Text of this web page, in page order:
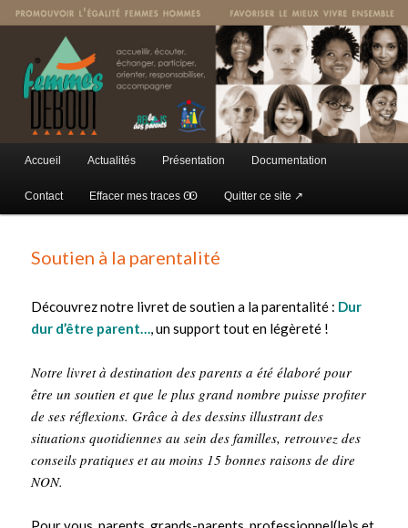
Femmes Debout
Promouvoir l'égalité Femmes-Hommes, favoriser le mieux vivre-ensemble
Menu principal
Aller au contenu principal
Aller au contenu secondaire
Accueil Actualités Présentation Documentation
Contact Effacer mes traces Ꙭ Quitter ce site ↗
Soutien à la parentalité
Découvrez notre livret de soutien a la parentalité : Dur
dur d’être parent…
, un support tout en légèreté !
Notre livret à destination des parents a été élaboré pour
être un soutien et que le plus grand nombre puisse profiter
de ses réflexions. Grâce à des dessins illustrant des
situations quotidiennes au sein des familles, retrouvez des
conseils pratiques et au moins 15 bonnes raisons de dire
NON.